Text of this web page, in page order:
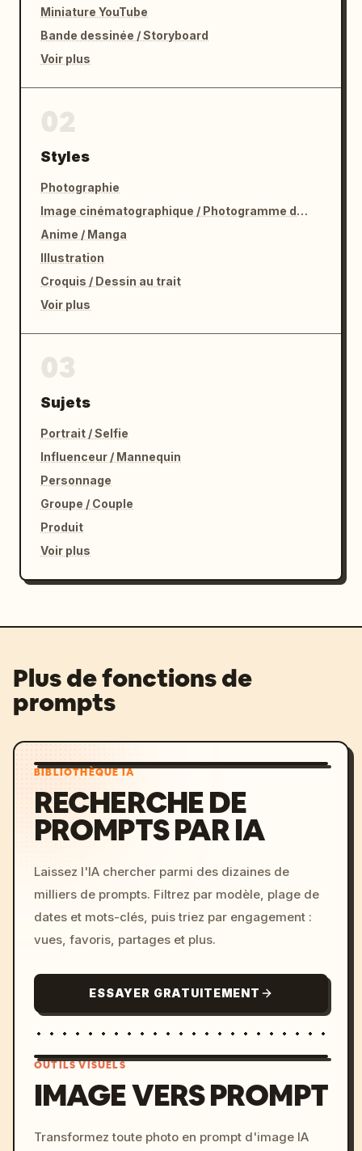
Miniature YouTube
Bande dessinée / Storyboard
Voir plus
Styles
Photographie
Image cinématographique / Photogramme de film
Anime / Manga
Illustration
Croquis / Dessin au trait
Voir plus
Sujets
Portrait / Selfie
Influenceur / Mannequin
Personnage
Groupe / Couple
Produit
Voir plus
Plus de fonctions de
prompts
BIBLIOTHÈQUE IA
RECHERCHE DE
PROMPTS PAR IA
Laissez l'IA chercher parmi des dizaines de
milliers de prompts. Filtrez par modèle, plage de
dates et mots-clés, puis triez par engagement :
vues, favoris, partages et plus.
ESSAYER GRATUITEMENT
c, cyberpunk sunset, neon
OUTILS VISUELS
IMAGE VERS PROMPT
Transformez toute photo en prompt d'image IA